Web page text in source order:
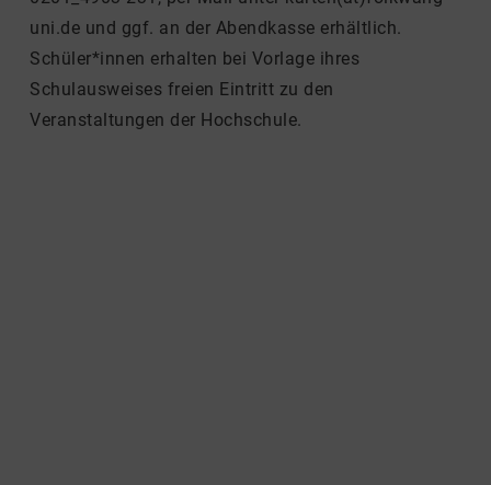
uni.de und ggf. an der Abendkasse erhältlich.
Schüler*innen erhalten bei Vorlage ihres
Schulausweises freien Eintritt zu den
Veranstaltungen der Hochschule.